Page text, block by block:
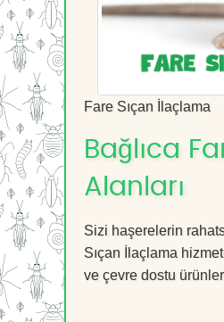
Fare Sıçan İlaçlama
Bağlıca
Alanları
Sizi haşerelerin
Sıçan İlaçlama
ve çevre dostu ürünler